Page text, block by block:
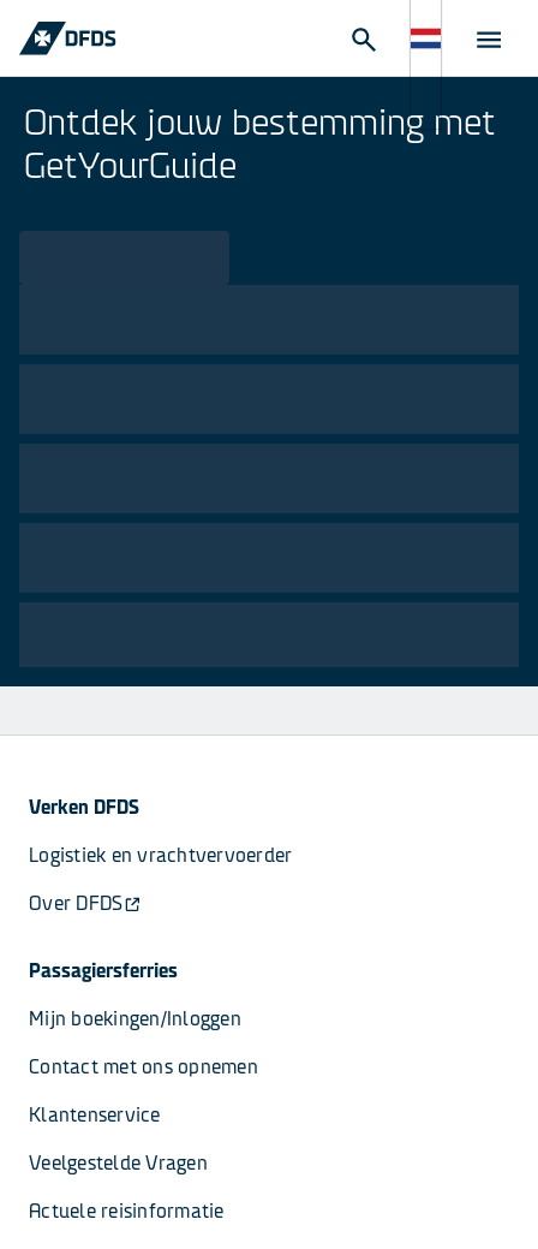
Ontdek jouw bestemming met
GetYourGuide
Verken DFDS
Logistiek en vrachtvervoerder
Over DFDS
Passagiersferries
Mijn boekingen/Inloggen
Contact met ons opnemen
Klantenservice
Veelgestelde Vragen
Actuele reisinformatie